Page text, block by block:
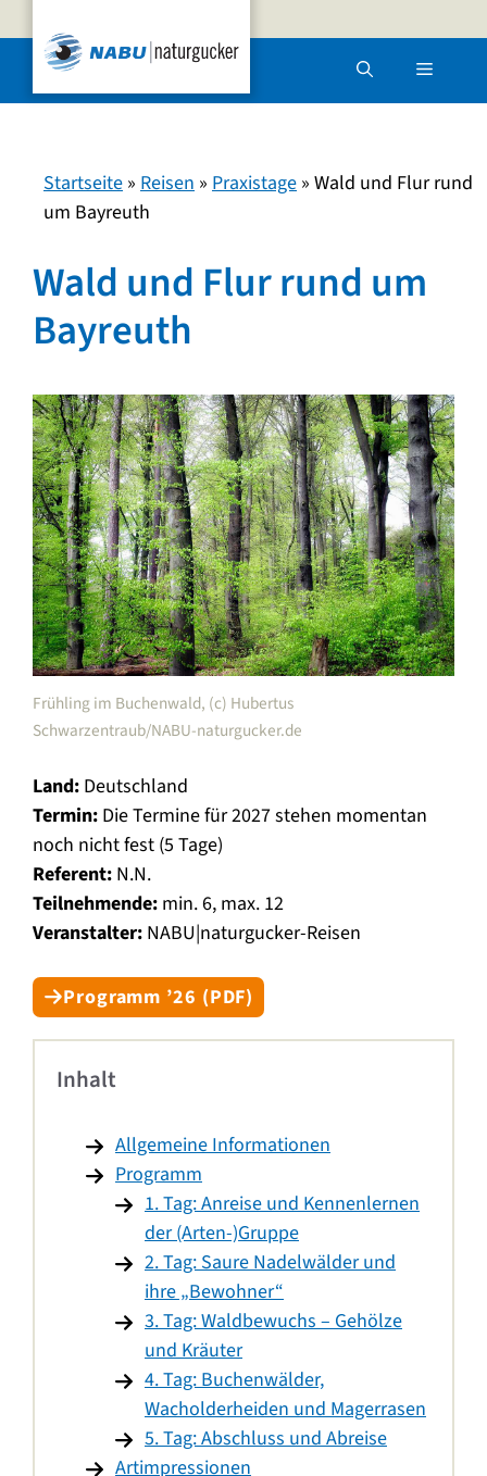
Inhalt
springen
Menü
Startseite » Reisen » Praxistage » Wald und Flur rund
um Bayreuth
Wald und Flur rund um
Bayreuth
Frühling im Buchenwald, (c) Hubertus
Schwarzentraub/NABU-naturgucker.de
Land: Deutschland
Termin: Die Termine für 2027 stehen momentan
noch nicht fest (5 Tage)
Referent: N.N.
Teilnehmende: min. 6, max. 12
Veranstalter: NABU|naturgucker-Reisen
Programm ’26 (PDF)
Inhalt
Allgemeine Informationen
Programm
1. Tag: Anreise und Kennenlernen
der (Arten-)Gruppe
2. Tag: Saure Nadelwälder und
ihre „Bewohner“
3. Tag: Waldbewuchs – Gehölze
und Kräuter
4. Tag: Buchenwälder,
Wacholderheiden und Magerrasen
5. Tag: Abschluss und Abreise
Artimpressionen